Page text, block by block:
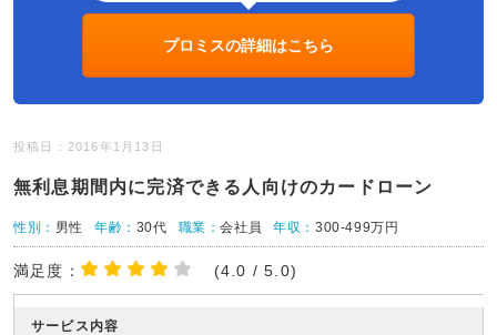
プロミスの詳細はこちら
投稿日：2016年1月13日
無利息期間内に完済できる人向けのカードローン
性別： 男性 年齢： 30代 職業：会社員 年収：300-499万円
満足度： (4.0 / 5.0)
サービス内容